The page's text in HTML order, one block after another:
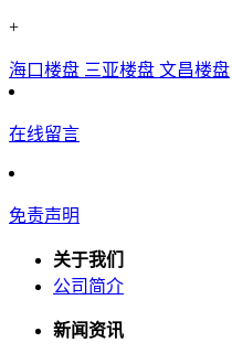
+
海口楼盘 三亚楼盘 文昌楼盘
在线留言
免责声明
关于我们
公司简介
新闻资讯